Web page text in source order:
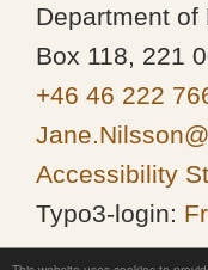
Department of
Box 118, 221
+46 46 222
Accessibility
Typo3-login: